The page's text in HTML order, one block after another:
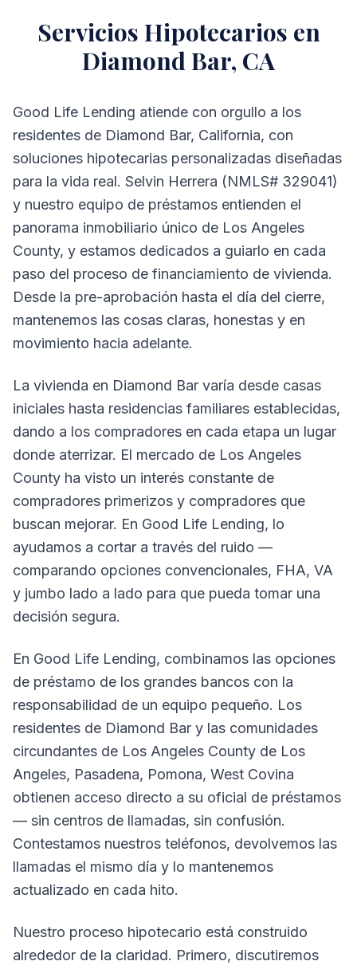
Servicios Hipotecarios en
Diamond Bar, CA
Good Life Lending atiende con orgullo a los
residentes de Diamond Bar, California, con
soluciones hipotecarias personalizadas diseñadas
para la vida real. Selvin Herrera (NMLS# 329041)
y nuestro equipo de préstamos entienden el
panorama inmobiliario único de Los Angeles
County, y estamos dedicados a guiarlo en cada
paso del proceso de financiamiento de vivienda.
Desde la pre-aprobación hasta el día del cierre,
mantenemos las cosas claras, honestas y en
movimiento hacia adelante.
La vivienda en Diamond Bar varía desde casas
iniciales hasta residencias familiares establecidas,
dando a los compradores en cada etapa un lugar
donde aterrizar. El mercado de Los Angeles
County ha visto un interés constante de
compradores primerizos y compradores que
buscan mejorar. En Good Life Lending, lo
ayudamos a cortar a través del ruido —
comparando opciones convencionales, FHA, VA
y jumbo lado a lado para que pueda tomar una
decisión segura.
En Good Life Lending, combinamos las opciones
de préstamo de los grandes bancos con la
responsabilidad de un equipo pequeño. Los
residentes de Diamond Bar y las comunidades
circundantes de Los Angeles County de Los
Angeles, Pasadena, Pomona, West Covina
obtienen acceso directo a su oficial de préstamos
— sin centros de llamadas, sin confusión.
Contestamos nuestros teléfonos, devolvemos las
llamadas el mismo día y lo mantenemos
actualizado en cada hito.
Nuestro proceso hipotecario está construido
alrededor de la claridad. Primero, discutiremos